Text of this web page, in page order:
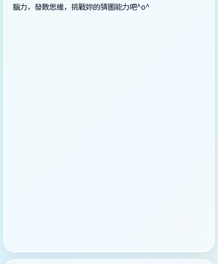
腦力，發散思維，挑戰妳的猜圖能力吧^o^